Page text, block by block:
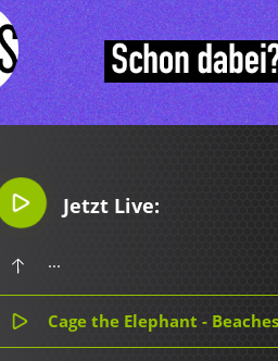
Jetzt Live:
...
Cage the Elephant -